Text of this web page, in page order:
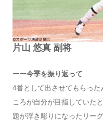
片山 悠真 副将
ーー今季を振り返って
4番として出させてもらっ
ころが自分が目指していた
題が浮き彫りになったリー